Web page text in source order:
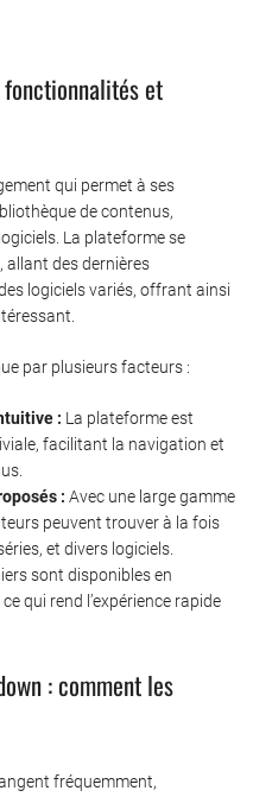
et
qui permet à ses
de contenus,
La plateforme se
allant des dernières
logiciels variés, offrant ainsi
par plusieurs facteurs :
: La plateforme est
facilitant la navigation et
: Avec une large gamme
peuvent trouver à la fois
et divers logiciels.
sont disponibles en
qui rend l’expérience rapide
: comment les
fréquemment,